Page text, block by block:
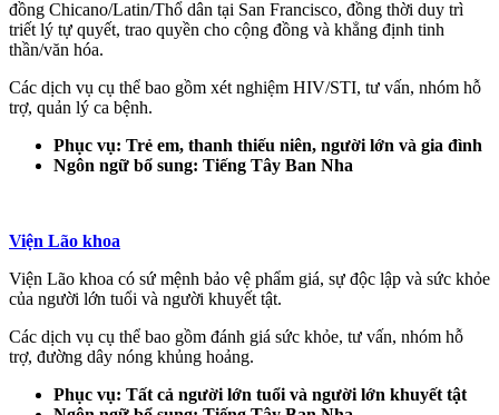
đồng Chicano/Latin/Thổ dân tại San Francisco, đồng thời duy trì
triết lý tự quyết, trao quyền cho cộng đồng và khẳng định tinh
thần/văn hóa.
Các dịch vụ cụ thể bao gồm xét nghiệm HIV/STI, tư vấn, nhóm hỗ
trợ, quản lý ca bệnh.
Phục vụ: Trẻ em, thanh thiếu niên, người lớn và gia đình
Ngôn ngữ bổ sung: Tiếng Tây Ban Nha
Viện Lão khoa
Viện Lão khoa có sứ mệnh bảo vệ phẩm giá, sự độc lập và sức khỏe
của người lớn tuổi và người khuyết tật.
Các dịch vụ cụ thể bao gồm đánh giá sức khỏe, tư vấn, nhóm hỗ
trợ, đường dây nóng khủng hoảng.
Phục vụ: Tất cả người lớn tuổi và người lớn khuyết tật